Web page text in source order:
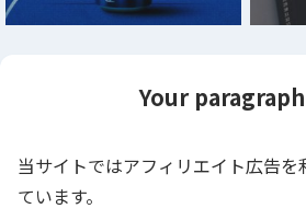
Your
当サイトではアフィリエイト広告を
ています。